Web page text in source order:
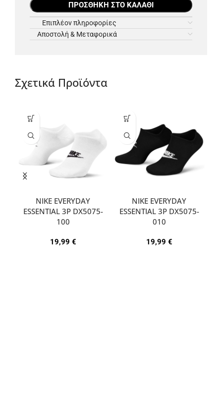
ΠΡΟΣΘΉΚΗ ΣΤΟ ΚΑΛΆΘΙ
Επιπλέον πληροφορίες
Αποστολή & Μεταφορικά
Σχετικά Προϊόντα
NIKE EVERYDAY
ESSENTIAL 3P DX5075-
100
19,99 €
NIKE EVERYDAY
ESSENTIAL 3P DX5075-
010
19,99 €